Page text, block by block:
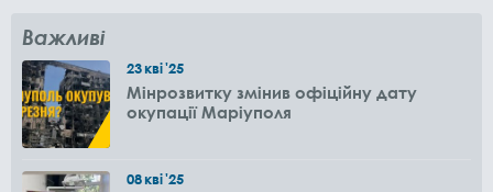
Важливі
23кві'25
Мінрозвитку змінив офіційну дату
окупації Маріуполя
08кві'25